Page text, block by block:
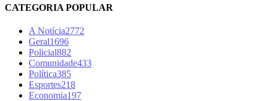
CATEGORIA POPULAR
A Notícia2772
Geral1696
Policial882
Comunidade433
Política385
Esportes218
Economia197